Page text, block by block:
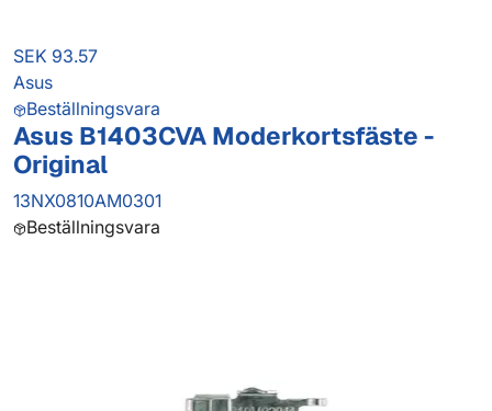
SEK 93.57
Asus
Beställningsvara
Asus B1403CVA Moderkortsfäste -
Original
13NX0810AM0301
Beställningsvara